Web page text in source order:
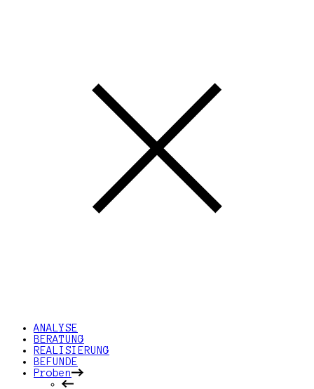
ANALYSE
BERATUNG
REALISIERUNG
BEFUNDE
Proben